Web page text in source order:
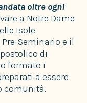
oltre ogni
a Notre Dame
Isole
Seminario e il
di
formato i
a essere
comunità.